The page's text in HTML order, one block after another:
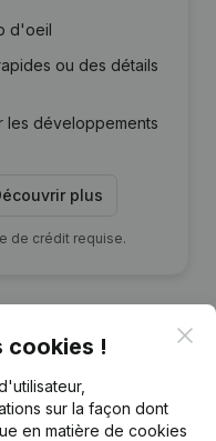
d'oeil
ou des détails
les développements
plus
de crédit requise.
cookies !
sur la façon dont
en matière de cookies